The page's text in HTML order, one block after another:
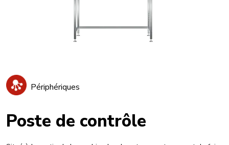
Périphériques
Poste de contrôle